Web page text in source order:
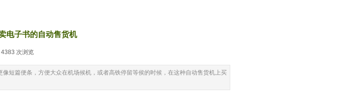
电子书的自动售货机
4383 次浏览
短篇便条，方便大众在机场候机，或者高铁停留等侯的时候，在这种自动售货机上买